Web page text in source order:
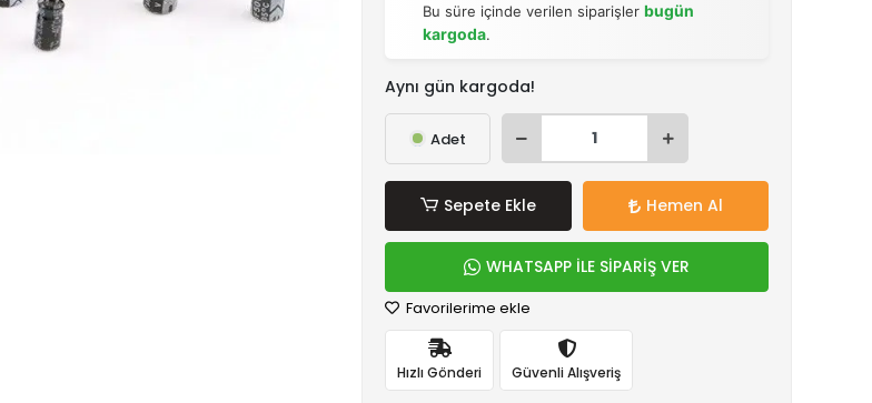
Bu süre içinde verilen siparişler bugün
kargoda.
Aynı gün kargoda!
Adet
Sepete Ekle Hemen Al
WHATSAPP İLE SİPARİŞ VER
Favorilerime ekle
Hızlı Gönderi Güvenli Alışveriş